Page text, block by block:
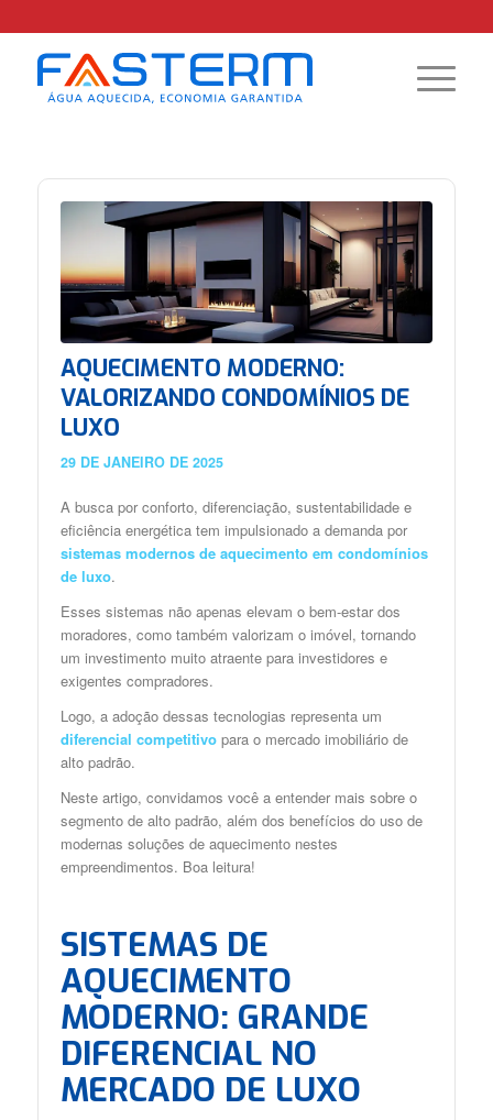
AQUECIMENTO MODERNO:
VALORIZANDO CONDOMÍNIOS DE
LUXO
29 DE JANEIRO DE 2025
A busca por conforto, diferenciação, sustentabilidade e
eficiência energética tem impulsionado a demanda por
sistemas modernos de aquecimento em condomínios
de luxo.
Esses sistemas não apenas elevam o bem-estar dos
moradores, como também valorizam o imóvel, tornando
um investimento muito atraente para investidores e
exigentes compradores.
Logo, a adoção dessas tecnologias representa um
diferencial competitivopara o mercado imobiliário de
alto padrão.
Neste artigo, convidamos você a entender mais sobre o
segmento de alto padrão, além dos benefícios do uso de
modernas soluções de aquecimento nestes
empreendimentos. Boa leitura!
SISTEMAS DE
AQUECIMENTO
MODERNO: GRANDE
DIFERENCIAL NO
MERCADO DE LUXO